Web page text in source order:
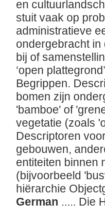
en
stuit vaak op
administratieve
ondergebracht
bij of
‘open
Begrippen.
bomen zijn
'bamboe' of
vegetatie (zoals
Descriptoren
gebouwen,
entiteiten binnen
(bijvoorbeeld
hiërarchie
German ..... Die